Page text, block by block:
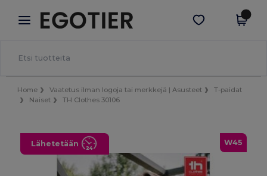
× Egotier-sovellus
Paremmat hinnat appissa!
Hae sovellus
Home Vaatetus ilman logoja tai merkkejä | Asusteet
T-paidat
Naiset
TH Clothes 30106
W45
Lähetetään